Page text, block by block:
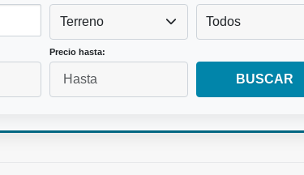
Terreno Todos
Precio hasta:
BUSCAR